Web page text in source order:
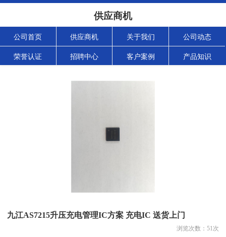
供应商机
公司首页 供应商机 关于我们 公司动态
荣誉认证 招聘中心 客户案例 产品知识
九江AS7215升压充电管理IC方案 充电IC 送货上门
浏览次数： 51次